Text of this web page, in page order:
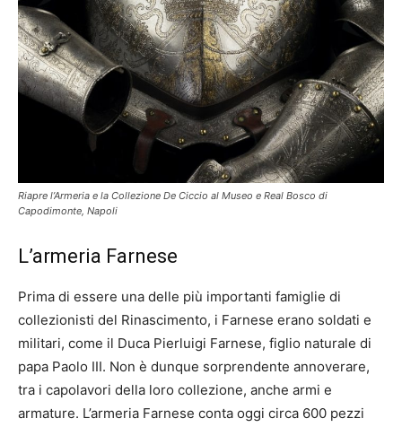
Riapre l’Armeria e la Collezione De Ciccio al Museo e Real Bosco di
Capodimonte, Napoli
L’armeria Farnese
Prima di essere una delle più importanti famiglie di
collezionisti del Rinascimento, i Farnese erano soldati e
militari, come il Duca Pierluigi Farnese, figlio naturale di
papa Paolo III. Non è dunque sorprendente annoverare,
tra i capolavori della loro collezione, anche armi e
armature. L’armeria Farnese conta oggi circa 600 pezzi